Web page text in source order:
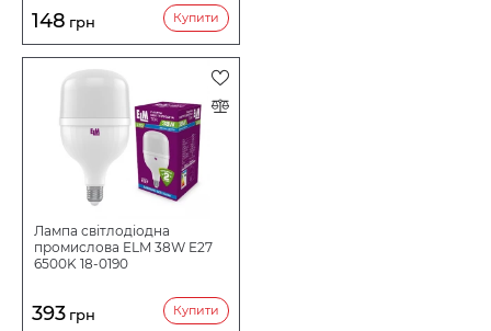
148 грн Купити
Лампа світлодіодна
промислова ELM 38W E27
6500K 18-0190
393 грн Купити